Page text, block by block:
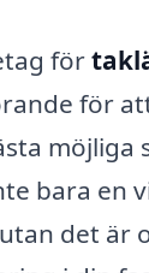
för
för
möjliga
bara en
det är